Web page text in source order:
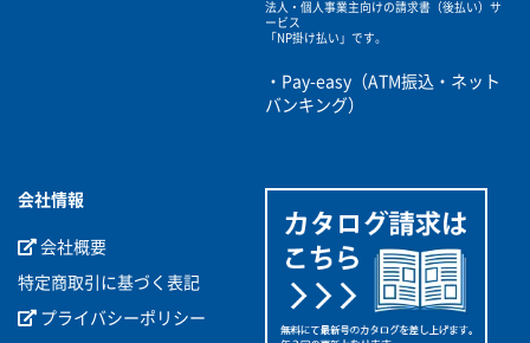
法人・個人事業主向けの請求書（後払い）サ
ービス
「NP掛け払い」です。
・Pay-easy（ATM振込・ネット
バンキング）
会社情報
会社概要
特定商取引に基づく表記
プライバシーポリシー